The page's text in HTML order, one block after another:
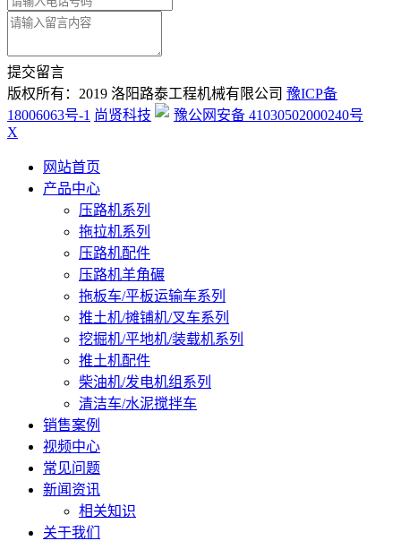
提交留言
版权所有：2019 洛阳路泰工程机械有限公司 豫ICP备
18006063号-1 尚贤科技
豫公网安备 41030502000240号
X
网站首页
产品中心
压路机系列
拖拉机系列
压路机配件
压路机羊角碾
拖板车/平板运输车系列
推土机/摊铺机/叉车系列
挖掘机/平地机/装载机系列
推土机配件
柴油机/发电机组系列
清洁车/水泥搅拌车
销售案例
视频中心
常见问题
新闻资讯
相关知识
关于我们